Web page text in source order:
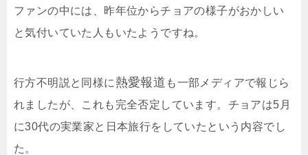
ファンの中には、昨年位からチョアの様子がおかしい
と気付いていた人もいたようですね。
行方不明説と同様に熱愛報道 も一部メディアで報じら
れましたが、これも完全否定しています。チョアは5月
に30代の実業家と日本旅行をしていたという内容でし
た。